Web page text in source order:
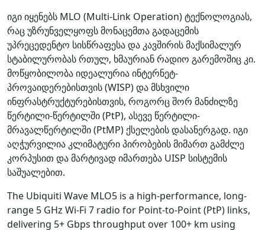
იგი იყენებს MLO (Multi-Link Operation) ტექნოლოგიას,
რაც უზრუნველყოფს მონაცემთა გადაცემის
უპრეცედენტო სისწრაფესა და კავშირის მაქსიმალურ
სტაბილურობას რთულ, ხმაურიან რადიო გარემოშიც კი.
მოწყობილობა იდეალურია ინტერნეტ-
პროვაიდერებისთვის (WISP) და მსხვილი
ინფრასტრუქტურებისთვის, როგორც შორ მანძილზე
წერტილი-წერტილში (PtP), ასევე წერტილი-
მრავალწერტილში (PtMP) ქსელების დასანერგად. იგი
აღჭურვილია კლიმატური პირობების მიმართ გამძლე
კორპუსით და მარტივად იმართება UISP სისტემის
საშუალებით.
The Ubiquiti Wave MLO5 is a high-performance, long-
range 5 GHz Wi-Fi 7 radio for Point-to-Point (PtP) links,
delivering 5+ Gbps throughput over 100+ km using